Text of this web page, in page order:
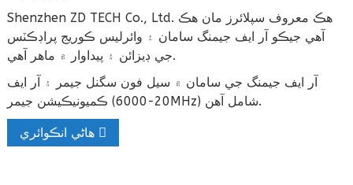
Shenzhen ZD TECH Co., Ltd. هڪ معروف سپلائرز مان هڪ
آهي جيڪو آر ايف جيمنگ سامان ۽ وائرليس ڪوريج پراڊڪٽس
جي ڊيزائن ۽ پيداوار ۾ ماهر آهي.
آر ايف جيمنگ جي سامان ۾ سيل فون سگنل جيمر ۽ آر ايف
ڪميونيڪيشن جيمر (20-6000MHz) شامل آهن.
هاڻي انڪوائري